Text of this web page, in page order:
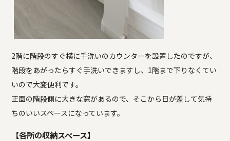
2階に階段のすぐ横に手洗いのカウンターを設置したのですが、
階段をあがったらすぐ手洗いできますし、1階まで下りなくてい
いので大変便利です。
正面の階段側に大きな窓があるので、そこから日が差して気持
ちのいいスペースになっています。
【各所の収納スペース】